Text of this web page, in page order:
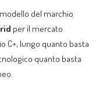
del marchio
per il mercato
C+, lungo quanto basta
quanto basta